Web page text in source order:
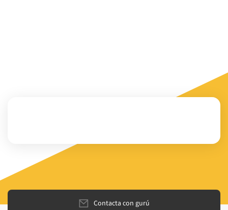
Contacta con gurú